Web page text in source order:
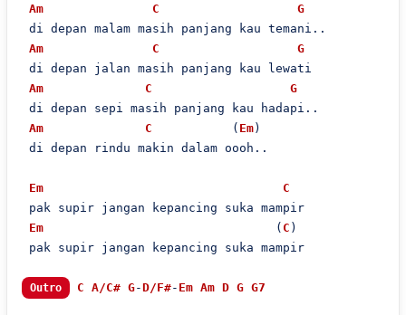
Am C
G
di depan malam masih panjang kau temani..
Am
C
G
di depan jalan masih panjang kau lewati
Am
C
G
di depan sepi masih panjang kau hadapi..
Am
C
           (
Em)
di depan rindu makin dalam oooh..
Em
C
pak supir jangan kepancing suka mampir
Em
                                (
C )
pak supir jangan kepancing suka mampir
Outro C A/C# G-D/F#- Em Am D G G7